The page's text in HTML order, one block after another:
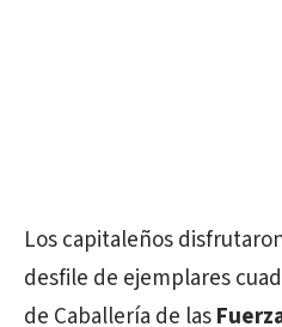
Los capitaleños
desfile de ejemplares
de Caballería de las